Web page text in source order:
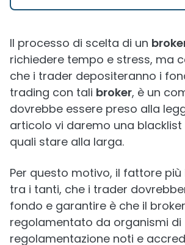
Il processo di scelta di un
richiedere tempo e stress, ma
che i trader depositeranno i
trading con tali broker, è un
dovrebbe essere preso alla
articolo vi daremo una blacklist
quali stare alla larga.
Per questo motivo, il fattore
tra i tanti, che i trader
fondo e garantire è che il
regolamentato da organismi di
regolamentazione noti e